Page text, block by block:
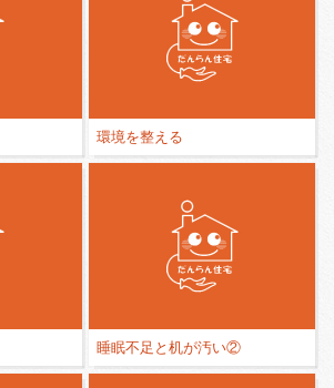
環境を整える
睡眠不足と机が汚い②